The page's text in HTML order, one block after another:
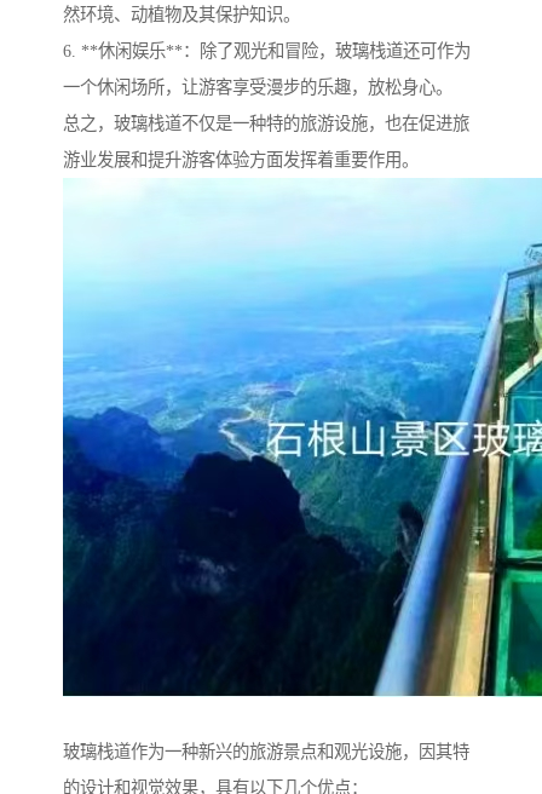
然环境、动植物及其保护知识。
6. **休闲娱乐**：除了观光和冒险，玻璃栈道还可作为
一个休闲场所，让游客享受漫步的乐趣，放松身心。
总之，玻璃栈道不仅是一种特的旅游设施，也在促进旅
游业发展和提升游客体验方面发挥着重要作用。
玻璃栈道作为一种新兴的旅游景点和观光设施，因其特
的设计和视觉效果，具有以下几个优点：